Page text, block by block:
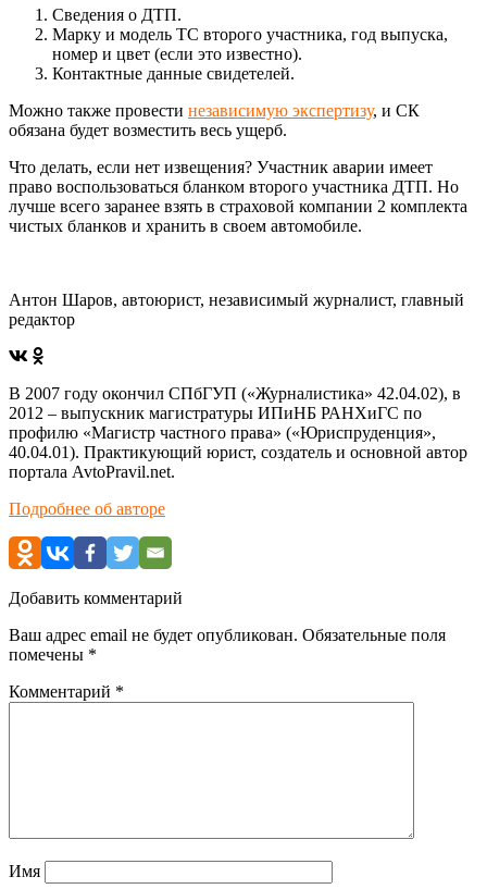
Сведения о ДТП.
Марку и модель ТС второго участника, год выпуска,
номер и цвет (если это известно).
Контактные данные свидетелей.
Можно также провести независимую экспертизу, и СК
обязана будет возместить весь ущерб.
Что делать, если нет извещения? Участник аварии имеет
право воспользоваться бланком второго участника ДТП. Но
лучше всего заранее взять в страховой компании 2 комплекта
чистых бланков и хранить в своем автомобиле.
Антон Шаров, автоюрист, независимый журналист, главный
редактор
В 2007 году окончил СПбГУП («Журналистика» 42.04.02), в
2012 – выпускник магистратуры ИПиНБ РАНХиГС по
профилю «Магистр частного права» («Юриспруденция»,
40.04.01). Практикующий юрист, создатель и основной автор
портала AvtoPravil.net.
Подробнее об авторе
Добавить комментарий
Ваш адрес email не будет опубликован. Обязательные поля
помечены *
Комментарий *
Имя